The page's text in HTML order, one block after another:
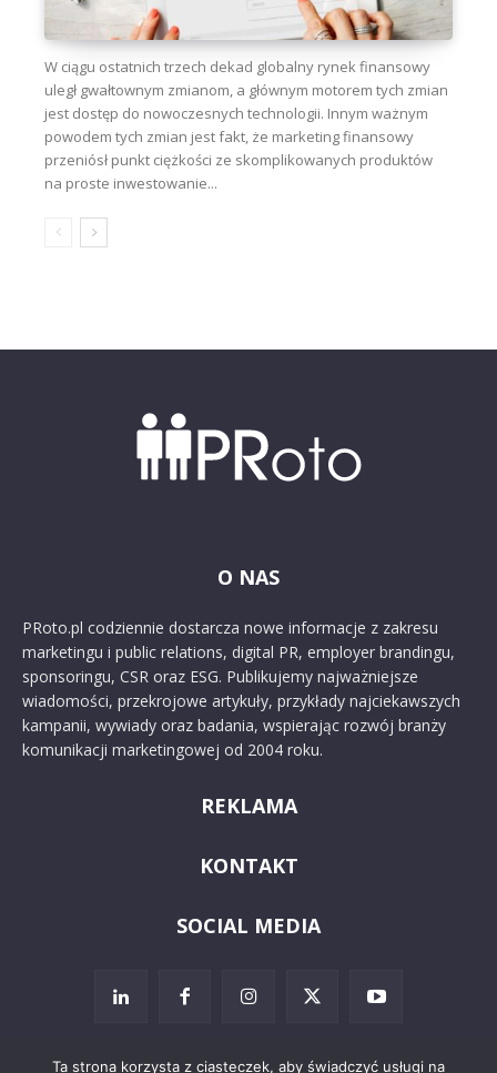
W ciągu ostatnich trzech dekad globalny rynek finansowy
uległ gwałtownym zmianom, a głównym motorem tych zmian
jest dostęp do nowoczesnych technologii. Innym ważnym
powodem tych zmian jest fakt, że marketing finansowy
przeniósł punkt ciężkości ze skomplikowanych produktów
na proste inwestowanie...
O NAS
PRoto.pl codziennie dostarcza nowe informacje z zakresu
marketingu i public relations, digital PR, employer brandingu,
sponsoringu, CSR oraz ESG. Publikujemy najważniejsze
wiadomości, przekrojowe artykuły, przykłady najciekawszych
kampanii, wywiady oraz badania, wspierając rozwój branży
komunikacji marketingowej od 2004 roku.
REKLAMA
KONTAKT
SOCIAL MEDIA
Ta strona korzysta z ciasteczek, aby świadczyć usługi na